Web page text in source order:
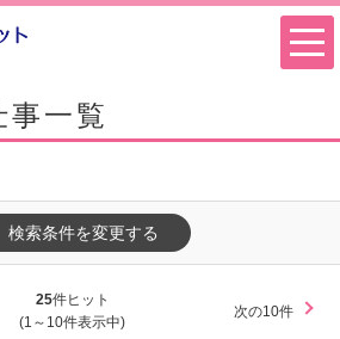
事一覧
検索条件を変更する
25件ヒット
(1～10件表示中)
次の10件